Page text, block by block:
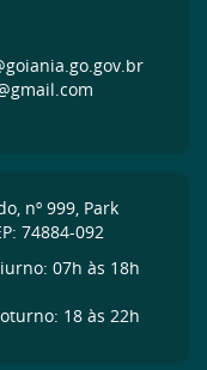
nº 999, Park
74884-092
07h às 18h
18 às 22h